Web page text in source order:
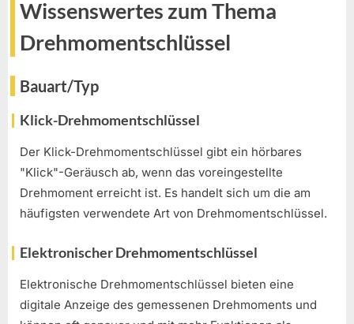
Wissenswertes zum Thema
Drehmomentschlüssel
Bauart/Typ
Klick-Drehmomentschlüssel
Der Klick-Drehmomentschlüssel gibt ein hörbares
"Klick"-Geräusch ab, wenn das voreingestellte
Drehmoment erreicht ist. Es handelt sich um die am
häufigsten verwendete Art von Drehmomentschlüssel.
Elektronischer Drehmomentschlüssel
Elektronische Drehmomentschlüssel bieten eine
digitale Anzeige des gemessenen Drehmoments und